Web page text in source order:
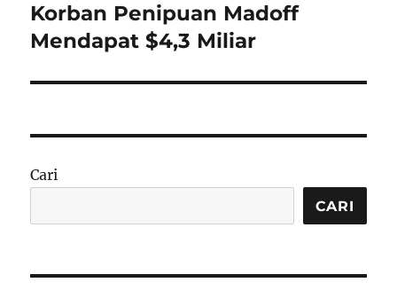
Next
post:
Korban Penipuan Madoff
Mendapat $4,3 Miliar
Cari
CARI